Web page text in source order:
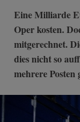
Eine Milliarde
Oper kosten.
mitgerechnet.
dies nicht so
mehrere Posten